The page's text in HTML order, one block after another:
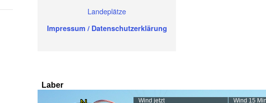
Landeplätze
Impressum / Datenschutzerklärung